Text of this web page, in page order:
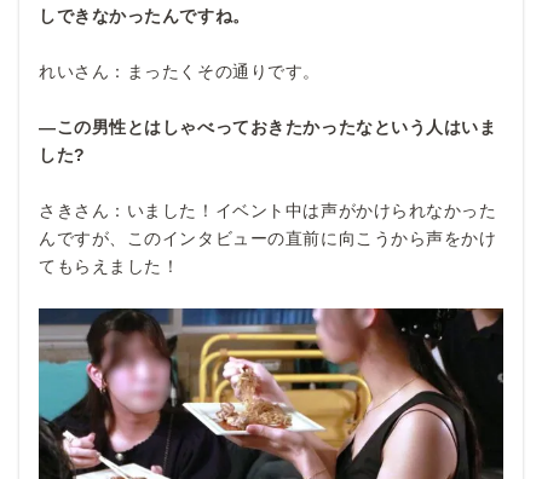
しできなかったんですね。
れいさん：まったくその通りです。
―この男性とはしゃべっておきたかったなという人はいま
した?
さきさん：いました！イベント中は声がかけられなかった
んですが、このインタビューの直前に向こうから声をかけ
てもらえました！